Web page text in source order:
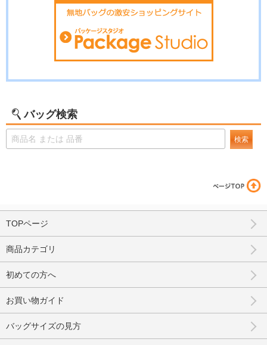
バッグ検索
検索
TOPページ
商品カテゴリ
初めての方へ
お買い物ガイド
バッグサイズの見方